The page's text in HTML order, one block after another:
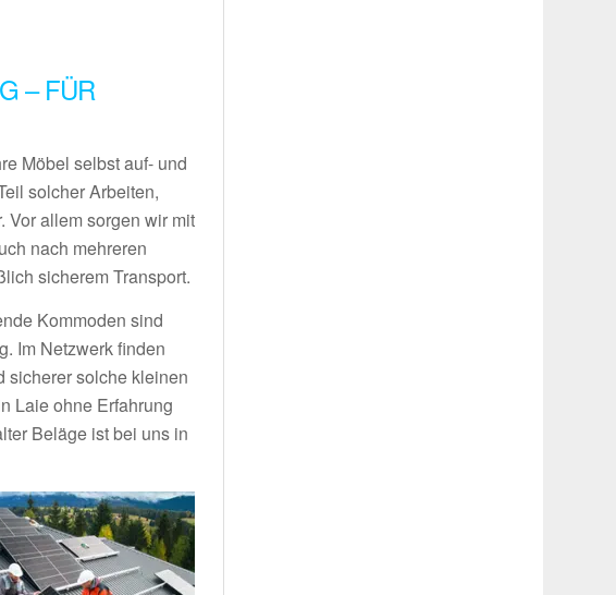
– FÜR
Möbel selbst auf- und
solcher Arbeiten,
Vor allem sorgen wir mit
nach mehreren
sicherem Transport.
Kommoden sind
Im Netzwerk finden
sicherer solche kleinen
Laie ohne Erfahrung
Beläge ist bei uns in